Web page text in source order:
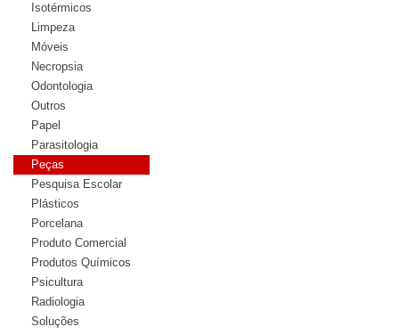
Isotérmicos
Limpeza
Móveis
Necropsia
Odontologia
Outros
Papel
Parasitologia
Peças
Pesquisa Escolar
Plásticos
Porcelana
Produto Comercial
Produtos Químicos
Psicultura
Radiologia
Soluções